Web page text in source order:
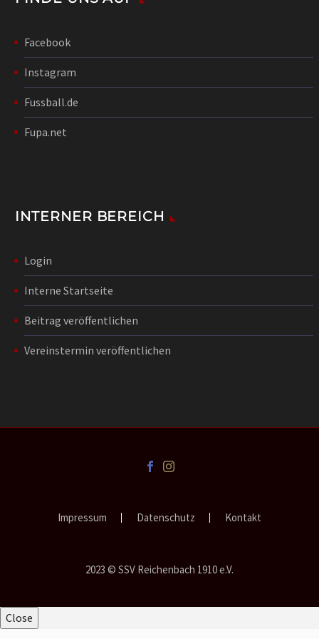
Facebook
Instagram
Fussball.de
Fupa.net
INTERNER BEREICH
Login
Interne Startseite
Beitrag veröffentlichen
Vereinstermin veröffentlichen
Impressum Datenschutz Kontakt
2023 © SSV Reichenbach 1910 e.V.
Close